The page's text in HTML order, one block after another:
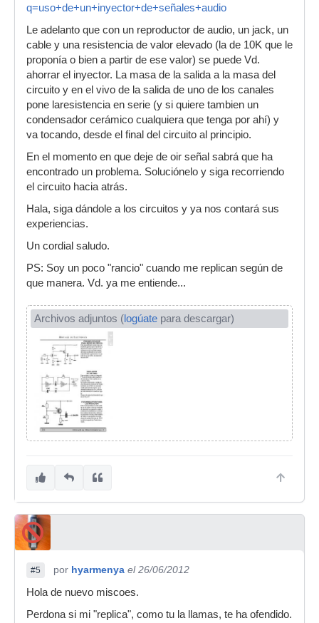
q=uso+de+un+inyector+de+señales+audio
Le adelanto que con un reproductor de audio, un jack, un
cable y una resistencia de valor elevado (la de 10K que le
proponía o bien a partir de ese valor) se puede Vd.
ahorrar el inyector. La masa de la salida a la masa del
circuito y en el vivo de la salida de uno de los canales
pone laresistencia en serie (y si quiere tambien un
condensador cerámico cualquiera que tenga por ahí) y
va tocando, desde el final del circuito al principio.
En el momento en que deje de oir señal sabrá que ha
encontrado un problema. Soluciónelo y siga recorriendo
el circuito hacia atrás.
Hala, siga dándole a los circuitos y ya nos contará sus
experiencias.
Un cordial saludo.
PS: Soy un poco "rancio" cuando me replican según de
que manera. Vd. ya me entiende...
Archivos adjuntos (logúate para descargar)
#5 por hyarmenya el 26/06/2012
Hola de nuevo miscoes.
Perdona si mi "replica", como tu la llamas, te ha ofendido.